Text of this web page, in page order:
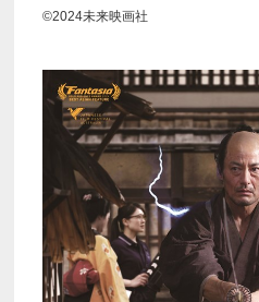
©2024未来映画社